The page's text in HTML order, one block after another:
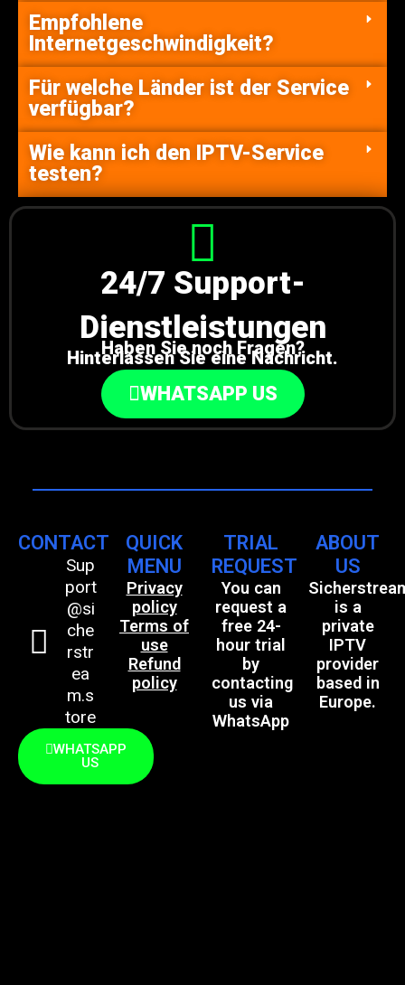
Empfohlene
Internetgeschwindigkeit?
Für welche Länder ist der Service
verfügbar?
Wie kann ich den IPTV-Service
testen?
24/7 Support-
Dienstleistungen
Haben Sie noch Fragen?
Hinterlassen Sie eine Nachricht.
WHATSAPP US
CONTACT
Sup
port
@si
che
rstr
ea
m.s
tore
WHATSAPP
US
QUICK
MENU
Privacy
policy
Terms of
use
Refund
policy
TRIAL
REQUEST
You can
request a
free 24-
hour trial
by
contacting
us via
WhatsApp
ABOUT
US
is a
private
IPTV
provider
based in
Europe.